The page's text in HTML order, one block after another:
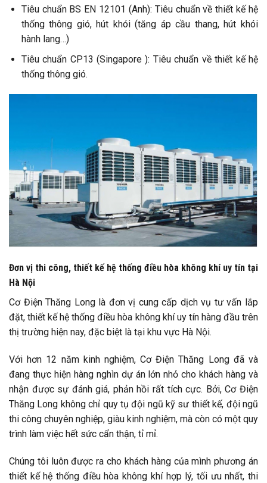
Tiêu chuẩn BS EN 12101 (Anh): Tiêu chuẩn về thiết kế hệ
thống thông gió, hút khói (tăng áp cầu thang, hút khói
hành lang…)
Tiêu chuẩn CP13 (Singapore ): Tiêu chuẩn về thiết kế hệ
thống thông gió.
Đơn vị thi công, thiết kế hệ thống điều hòa không khí uy tín tại
Hà Nội
Cơ Điện Thăng Long là đơn vị cung cấp dịch vụ tư vấn lắp
đặt, thiết kế hệ thống điều hòa không khí uy tín hàng đầu trên
thị trường hiện nay, đặc biệt là tại khu vực Hà Nội.
Với hơn 12 năm kinh nghiệm, Cơ Điện Thăng Long đã và
đang thực hiện hàng nghìn dự án lớn nhỏ cho khách hàng và
nhận được sự đánh giá, phản hồi rất tích cực. Bởi, Cơ Điện
Thăng Long không chỉ quy tụ đội ngũ kỹ sư thiết kế, đội ngũ
thi công chuyên nghiệp, giàu kinh nghiệm, mà còn có một quy
trình làm việc hết sức cẩn thận, tỉ mỉ.
Chúng tôi luôn được ra cho khách hàng của mình phương án
thiết kế hệ thống điều hòa không khí hợp lý, tối ưu nhất, thi